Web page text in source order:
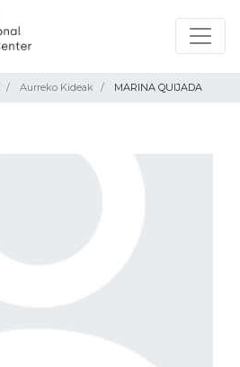
Aurreko Kideak MARINA QUIJADA